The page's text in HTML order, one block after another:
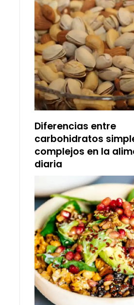
Diferencias entre
carbohidratos
complejos en la
diaria